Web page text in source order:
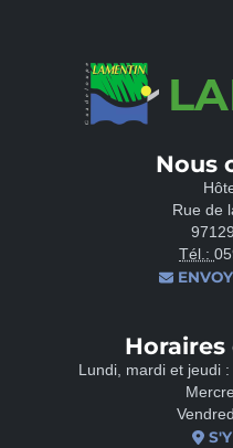
Nous
Rue de
Tél.:
Lundi, mardi et jeudi
S'Y